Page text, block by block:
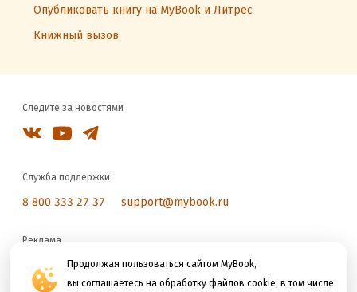
Продолжая пользоваться сайтом MyBook,
вы соглашаетесь на обработку файлов cookie, в том числе
Опубликовать книгу на MyBook и Литрес
Книжный вызов
Следите за новостями
Служба поддержки
8 800 333 27 37 support@mybook.ru
Реклама
reklama@litres.ru